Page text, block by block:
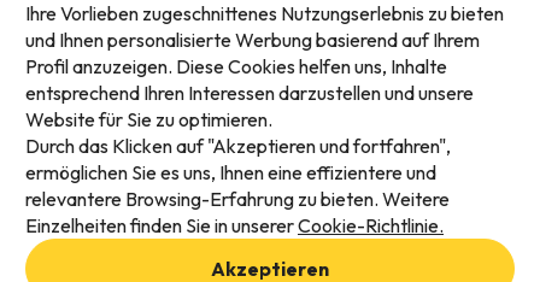
Verfügbare Zahlungsarten
Impressum und AGBs
Ihre Vorlieben zugeschnittenes Nutzungserlebnis zu bieten
und Ihnen personalisierte Werbung basierend auf Ihrem
Profil anzuzeigen. Diese Cookies helfen uns, Inhalte
entsprechend Ihren Interessen darzustellen und unsere
Website für Sie zu optimieren.
Durch das Klicken auf "Akzeptieren und fortfahren",
ermöglichen Sie es uns, Ihnen eine effizientere und
relevantere Browsing-Erfahrung zu bieten. Weitere
Einzelheiten finden Sie in unsererCookie-Richtlinie.
Akzeptieren